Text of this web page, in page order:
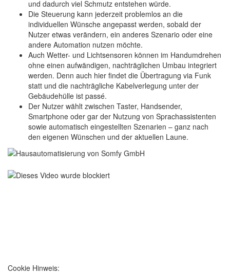
und dadurch viel Schmutz entstehen würde.
Die Steuerung kann jederzeit problemlos an die
individuellen Wünsche angepasst werden, sobald der
Nutzer etwas verändern, ein anderes Szenario oder eine
andere Automation nutzen möchte.
Auch Wetter- und Lichtsensoren können im Handumdrehen
ohne einen aufwändigen, nachträglichen Umbau integriert
werden. Denn auch hier findet die Übertragung via Funk
statt und die nachträgliche Kabelverlegung unter der
Gebäudehülle ist passé.
Der Nutzer wählt zwischen Taster, Handsender,
Smartphone oder gar der Nutzung von Sprachassistenten
sowie automatisch eingestellten Szenarien – ganz nach
den eigenen Wünschen und der aktuellen Laune.
Cookie Hinweis: